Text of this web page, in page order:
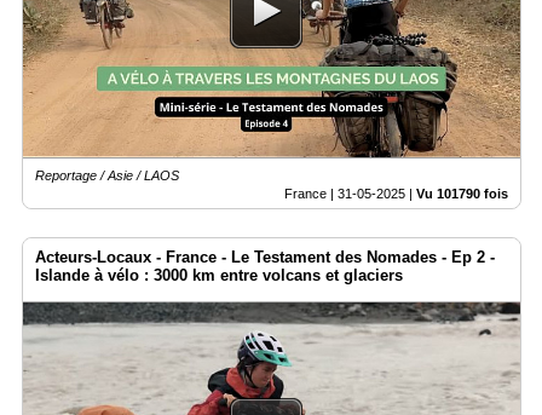
Reportage / Asie / LAOS
France | 31-05-2025 | Vu 101790 fois
Acteurs-Locaux - France - Le Testament des Nomades - Ep 2 -
Islande à vélo : 3000 km entre volcans et glaciers